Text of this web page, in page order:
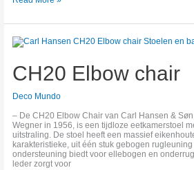
CH20 Elbow chair
Deco Mundo
– De CH20 Elbow Chair van Carl Hansen &
Wegner in 1956, is een tijdloze eetkamerstoel
uitstraling. De stoel heeft een massief
karakteristieke, uit één stuk gebogen
ondersteuning biedt voor ellebogen en
leder zorgt voor
CH20
Elbow